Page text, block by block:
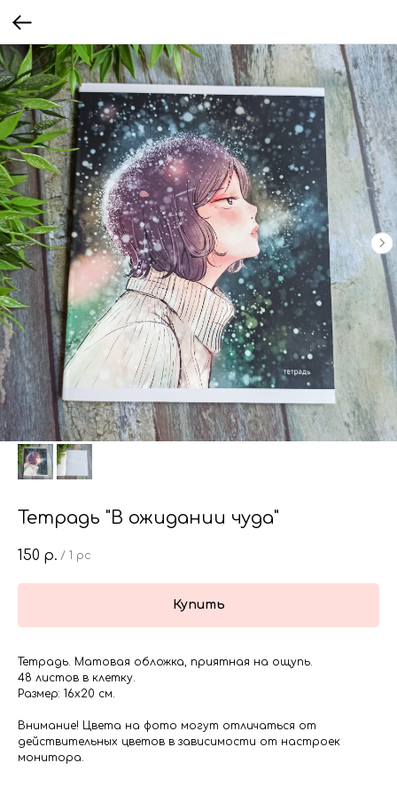
Тетрадь "В ожидании чуда"
150 р. / 1 pc
Купить
Тетрадь. Матовая обложка, приятная на ощупь.
48 листов в клетку.
Размер: 16х20 см.
Внимание! Цвета на фото могут отличаться от
действительных цветов в зависимости от настроек
монитора.